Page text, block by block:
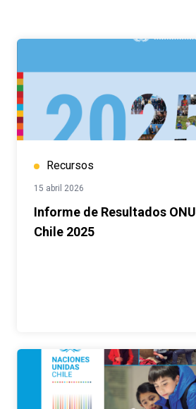
Recursos
15 abril 2026
Informe de Resultados ONU
Chile 2025